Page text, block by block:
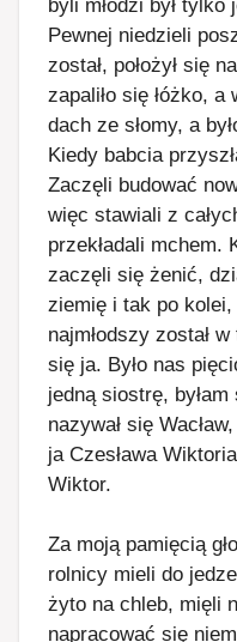
Pewnej niedzieli
został, położył się
zapaliło się łóżko,
dach ze słomy, a
Kiedy babcia
Zaczęli budować
więc stawiali z
przekładali mchem.
zaczęli się żenić,
ziemię i tak po kolei,
najmłodszy został
się ja. Było nas
jedną siostrę,
nazywał się
ja Czesława
Wiktor.
Za moją pamięcią
rolnicy mieli do
żyto na chleb, mięli
napracować się